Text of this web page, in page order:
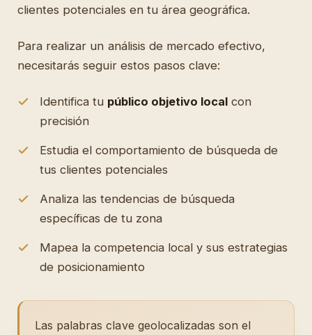
clientes potenciales en tu área geográfica.
Para realizar un análisis de mercado efectivo,
necesitarás seguir estos pasos clave:
Identifica tu público objetivo local con
precisión
Estudia el comportamiento de búsqueda de
tus clientes potenciales
Analiza las tendencias de búsqueda
específicas de tu zona
Mapea la competencia local y sus estrategias
de posicionamiento
Las palabras clave geolocalizadas son el